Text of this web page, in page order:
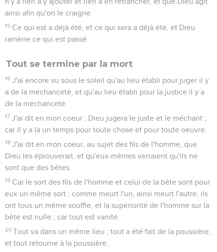
ainsi afin qu'on le craigne.
15 Ce qui est a déjà été, et ce qui sera a déjà été, et Dieu
ramène ce qui est passé.
Tout se termine par la mort
16 J'ai encore vu sous le soleil qu'au lieu établi pour juger il y
a de la méchanceté, et qu'au lieu établi pour la justice il y a
de la méchanceté.
17 J'ai dit en mon coeur : Dieu jugera le juste et le méchant ;
car il y a là un temps pour toute chose et pour toute oeuvre.
18 J'ai dit en mon coeur, au sujet des fils de l'homme, que
Dieu les éprouverait, et qu'eux-mêmes verraient qu'ils ne
sont que des bêtes.
19 Car le sort des fils de l'homme et celui de la bête sont pour
eux un même sort ; comme meurt l'un, ainsi meurt l'autre, ils
ont tous un même souffle, et la supériorité de l'homme sur la
bête est nulle ; car tout est vanité.
20 Tout va dans un même lieu ; tout a été fait de la poussière,
et tout retourne à la poussière.